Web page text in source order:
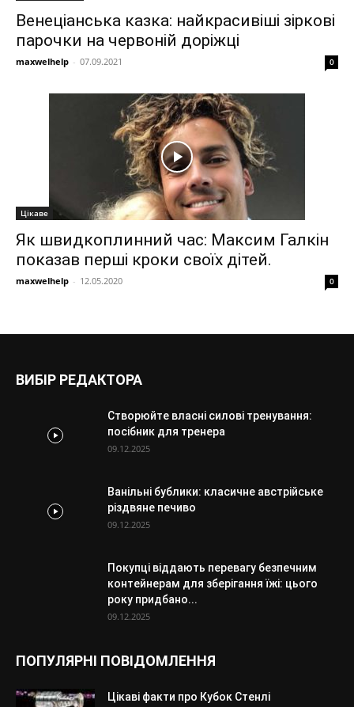
Венеціанська казка: найкрасивіші зіркові
парочки на червоній доріжці
maxwelhelp - 07.09.2021 0
Цікаве
Як швидкоплинний час: Максим Галкін
показав перші кроки своїх дітей.
maxwelhelp - 12.05.2020 0
ВИБІР РЕДАКТОРА
Створюйте власні силові тренування:
посібник для тренера
09.12.2025
Ванільні бублики: класичне австрійське
різдвяне печиво
09.12.2025
Покупці віддають перевагу безпечним
контейнерам для зберігання їжі: цього
року придбано...
09.12.2025
ПОПУЛЯРНІ ПОВІДОМЛЕННЯ
Цікаві факти про Кубок Стенлі